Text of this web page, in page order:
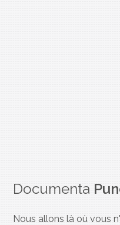
Documenta
Nous allons là où vous